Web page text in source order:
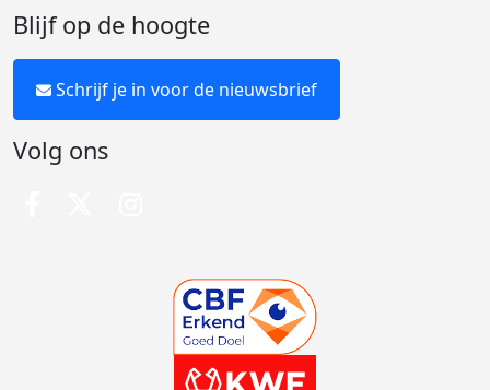
Blijf op de hoogte
Schrijf je in voor de nieuwsbrief
Volg ons